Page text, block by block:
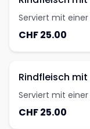
Serviert mit
CHF 25.00
Rindfleisch
Serviert mit
CHF 25.00